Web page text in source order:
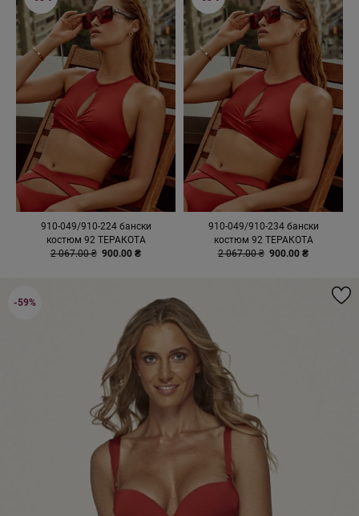
910-049/910-224 бански
костюм 92 ТЕРАКОТА
2 067.00 ₴ 900.00 ₴
910-049/910-234 бански
костюм 92 ТЕРАКОТА
2 067.00 ₴ 900.00 ₴
-59%